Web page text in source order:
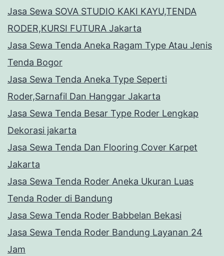
Jasa Sewa SOVA STUDIO KAKI KAYU,TENDA
RODER,KURSI FUTURA Jakarta
Jasa Sewa Tenda Aneka Ragam Type Atau Jenis
Tenda Bogor
Jasa Sewa Tenda Aneka Type Seperti
Roder,Sarnafil Dan Hanggar Jakarta
Jasa Sewa Tenda Besar Type Roder Lengkap
Dekorasi jakarta
Jasa Sewa Tenda Dan Flooring Cover Karpet
Jakarta
Jasa Sewa Tenda Roder Aneka Ukuran Luas
Tenda Roder di Bandung
Jasa Sewa Tenda Roder Babbelan Bekasi
Jasa Sewa Tenda Roder Bandung Layanan 24
Jam